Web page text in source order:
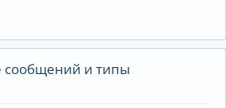
сообщений и типы